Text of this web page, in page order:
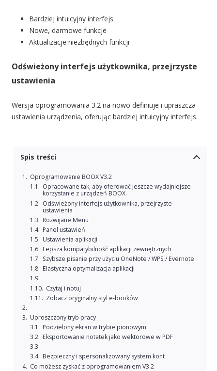
Bardziej intuicyjny interfejs
Nowe, darmowe funkcje
Aktualizacje niezbędnych funkcji
Odświeżony interfejs użytkownika, przejrzyste
ustawienia
Wersja oprogramowania 3.2 na nowo definiuje i upraszcza
ustawienia urządzenia, oferując bardziej intuicyjny interfejs.
Spis treści
Oprogramowanie BOOX V3.2
Opracowane tak, aby oferować jeszcze wydajniejsze
korzystanie z urządzeń BOOX.
Odświeżony interfejs użytkownika, przejrzyste
ustawienia
Rozwijane Menu
Panel ustawień
Ustawienia aplikacji
Lepsza kompatybilność aplikacji zewnętrznych
Szybsze pisanie przy użyciu OneNote / WPS / Evernote
Elastyczna optymalizacja aplikacji
Czytaj i notuj
Zobacz oryginalny styl e-booków
Uproszczony tryb pracy
Podzielony ekran w trybie pionowym
Eksportowanie notatek jako wektorowe w PDF
Bezpieczny i spersonalizowany system kont
Co możesz zyskać z oprogramowaniem V3.2